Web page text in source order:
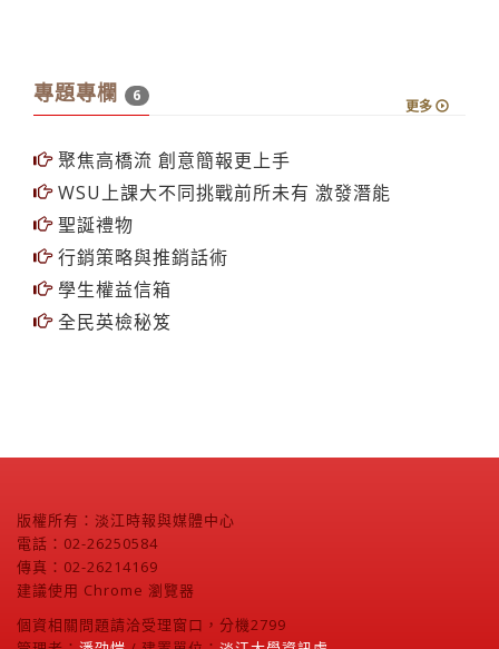
科幻男孩李宸安翻滾思緒設計一個個會動的作品
專題專欄
聚焦高橋流 創意簡報更上手
WSU上課大不同挑戰前所未有 激發潛能